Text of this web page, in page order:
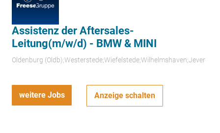
Assistenz der Aftersales-
Leitung(m/w/d) - BMW & MINI
Oldenburg (Oldb);Westerstede;Wiefelstede;Wilhelmshaven;Jever
weitere Jobs Anzeige schalten